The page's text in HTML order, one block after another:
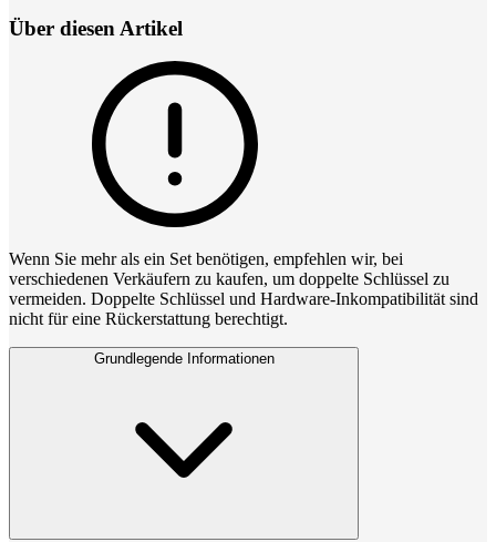
Über diesen Artikel
Wenn Sie mehr als ein Set benötigen, empfehlen wir, bei
verschiedenen Verkäufern zu kaufen, um doppelte Schlüssel zu
vermeiden. Doppelte Schlüssel und Hardware‑Inkompatibilität sind
nicht für eine Rückerstattung berechtigt.
Grundlegende Informationen